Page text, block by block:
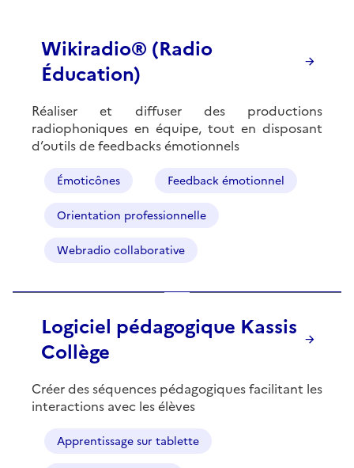
Wikiradio® (Radio
Éducation)
Réaliser et diffuser des productions
radiophoniques en équipe, tout en disposant
d’outils de feedbacks émotionnels
Émoticônes Feedback émotionnel
Orientation professionnelle
Webradio collaborative
Logiciel pédagogique Kassis
Collège
Créer des séquences pédagogiques facilitant les
interactions avec les élèves
Apprentissage sur tablette